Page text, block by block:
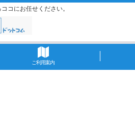
コにお任せください。
ご利用案内